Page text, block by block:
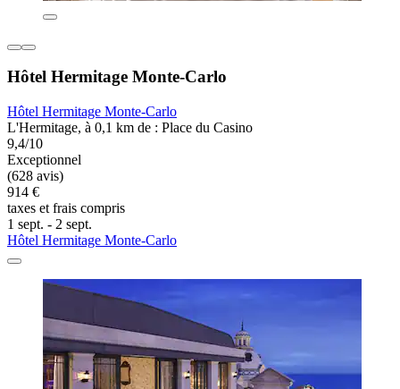
Hôtel Hermitage Monte-Carlo
Hôtel Hermitage Monte-Carlo
L'Hermitage, à 0,1 km de : Place du Casino
9,4/10
Exceptionnel
(628 avis)
914 €
taxes et frais compris
1 sept. - 2 sept.
Hôtel Hermitage Monte-Carlo